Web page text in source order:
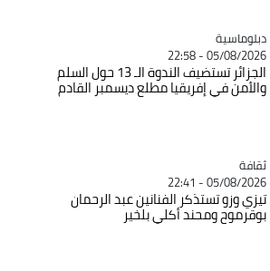
Catégorie
دبلوماسية
05/08/2026 - 22:58
الجزائر تستضيف الندوة الـ 13 حول السلم
والأمن في إفريقيا مطلع ديسمبر القادم
Catégorie
ثقافة
05/08/2026 - 22:41
تيزي وزو تستذكر الفنانين عبد الرحمان
بوقرموح ومحند أكلي بلخير